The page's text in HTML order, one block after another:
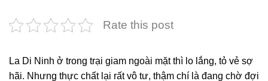
Rate this post
La Di Ninh ở trong trại giam ngoài mặt thì lo lắng, tỏ vẻ sợ
hãi. Nhưng thực chất lại rất vô tư, thậm chí là đang chờ đợi